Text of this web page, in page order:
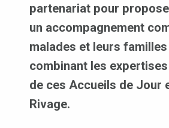
partenariat pour
un accompagnement
malades et leurs familles
combinant les
de ces Accueils de Jour
Rivage.